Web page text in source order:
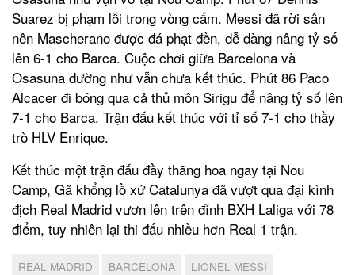
Suarez bị phạm lỗi trong vòng cấm. Messi đã rời sân
nên Mascherano được đá phạt đền, dễ dàng nâng tỷ số
lên 6-1 cho Barca. Cuộc chơi giữa Barcelona và
Osasuna dường như vẫn chưa kết thúc. Phút 86 Paco
Alcacer đi bóng qua cả thủ môn Sirigu để nâng tỷ số lên
7-1 cho Barca. Trận đấu kết thúc với tỉ số 7-1 cho thầy
trò HLV Enrique.
Kết thúc một trận đấu đầy thăng hoa ngay tại Nou
Camp, Gã khổng lồ xứ Catalunya đã vượt qua đại kình
địch Real Madrid vươn lên trên đỉnh BXH Laliga với 78
điểm, tuy nhiên lại thi đấu nhiều hơn Real 1 trận.
REAL MADRID BARCELONA
LIONEL MESSI